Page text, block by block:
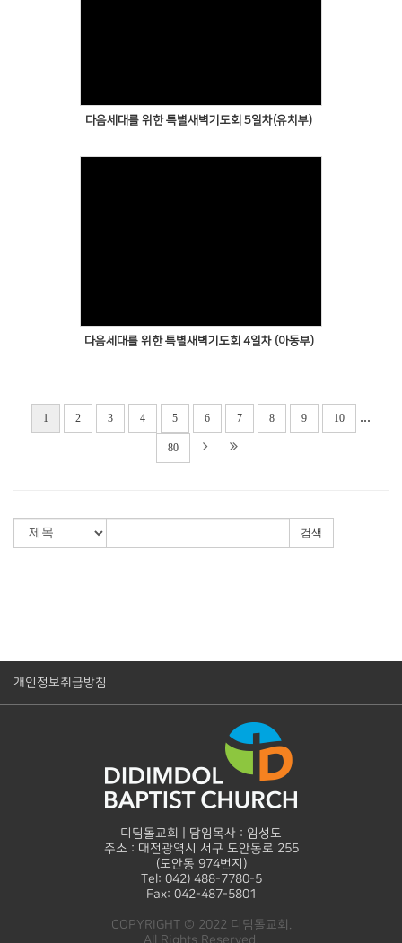
다음세대를 위한 특별새벽기도회 5일차(유치부)
다음세대를 위한 특별새벽기도회 4일차 (아동부)
1 2 3 4 5 6 7 8 9 10 ...
80
검색
개인정보취급방침
디딤돌교회 | 담임목사 : 임성도
주소 : 대전광역시 서구 도안동로 255
(도안동 974번지)
Tel: 042) 488-7780-5
Fax: 042-487-5801
COPYRIGHT © 2022 디딤돌교회.